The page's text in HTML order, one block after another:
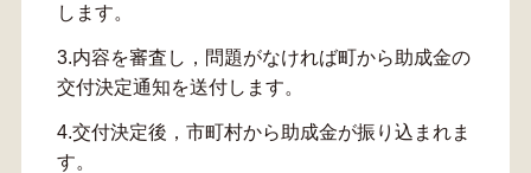
します。
3.内容を審査し，問題がなければ町から助成金の
交付決定通知を送付します。
4.交付決定後，市町村から助成金が振り込まれま
す。